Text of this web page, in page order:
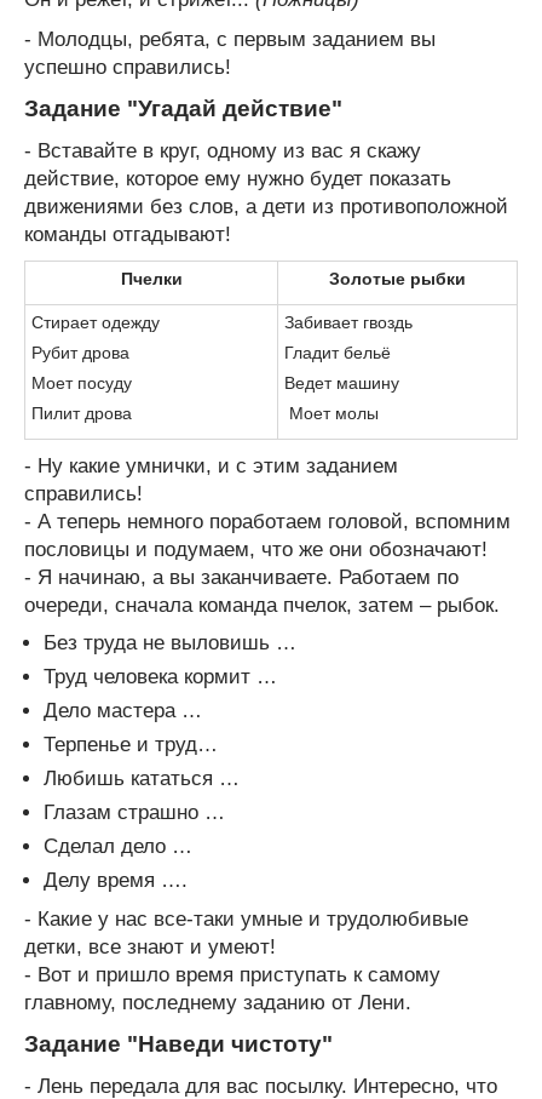
- Молодцы, ребята, с первым заданием вы
успешно справились!
Задание "Угадай действие"
- Вставайте в круг, одному из вас я скажу
действие, которое ему нужно будет показать
движениями без слов, а дети из противоположной
команды отгадывают!
Пчелки Золотые рыбки
Стирает одежду
Рубит дрова
Моет посуду
Пилит дрова
Забивает гвоздь
Гладит бельё
Ведет машину
Моет молы
- Ну какие умнички, и с этим заданием
справились!
- А теперь немного поработаем головой, вспомним
пословицы и подумаем, что же они обозначают!
- Я начинаю, а вы заканчиваете. Работаем по
очереди, сначала команда пчелок, затем – рыбок.
Без труда не выловишь …
Труд человека кормит …
Дело мастера …
Терпенье и труд…
Любишь кататься …
Глазам страшно …
Сделал дело …
Делу время ….
- Какие у нас все-таки умные и трудолюбивые
детки, все знают и умеют!
- Вот и пришло время приступать к самому
главному, последнему заданию от Лени.
Задание "Наведи чистоту"
- Лень передала для вас посылку. Интересно, что